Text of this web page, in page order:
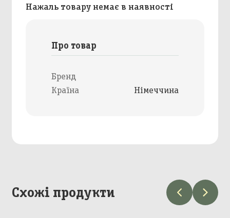
Нажаль товару немає в наявності
Про товар
Бренд
Країна
Німеччина
Схожі продукти